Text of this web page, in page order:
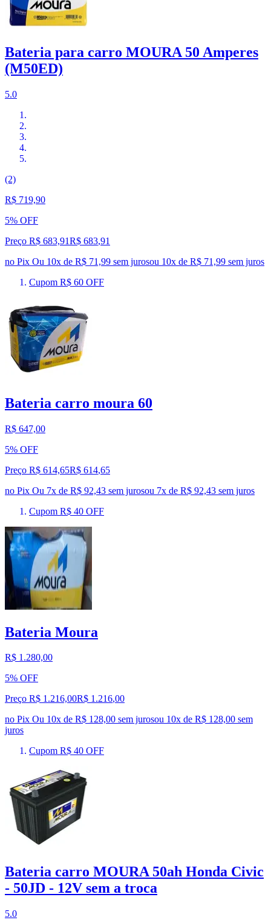
Bateria para carro MOURA 50 Amperes
(M50ED)
5.0
(2)
R$ 719,90
5% OFF
Preço R$ 683,91R$ 683,91
no Pix Ou 10x de R$ 71,99 sem jurosou 10x de R$ 71,99 sem juros
Cupom R$ 60 OFF
Bateria carro moura 60
R$ 647,00
5% OFF
Preço R$ 614,65R$ 614,65
no Pix Ou 7x de R$ 92,43 sem jurosou 7x de R$ 92,43 sem juros
Cupom R$ 40 OFF
Bateria Moura
R$ 1.280,00
5% OFF
Preço R$ 1.216,00R$ 1.216,00
no Pix Ou 10x de R$ 128,00 sem jurosou 10x de R$ 128,00 sem
juros
Cupom R$ 40 OFF
Bateria carro MOURA 50ah Honda Civic
- 50JD - 12V sem a troca
5.0